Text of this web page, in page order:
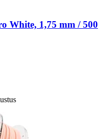
White, 1,75 mm / 500